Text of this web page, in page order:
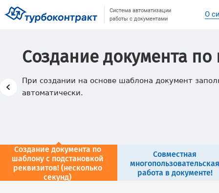
Система автоматизации
работы с документами
О
Создание документа
При создании на основе шаблона документ
автоматически.
Создание документа по
шаблону с подстановкой
реквизитов! (несколько
секунд)
Совместная
работа в документе!